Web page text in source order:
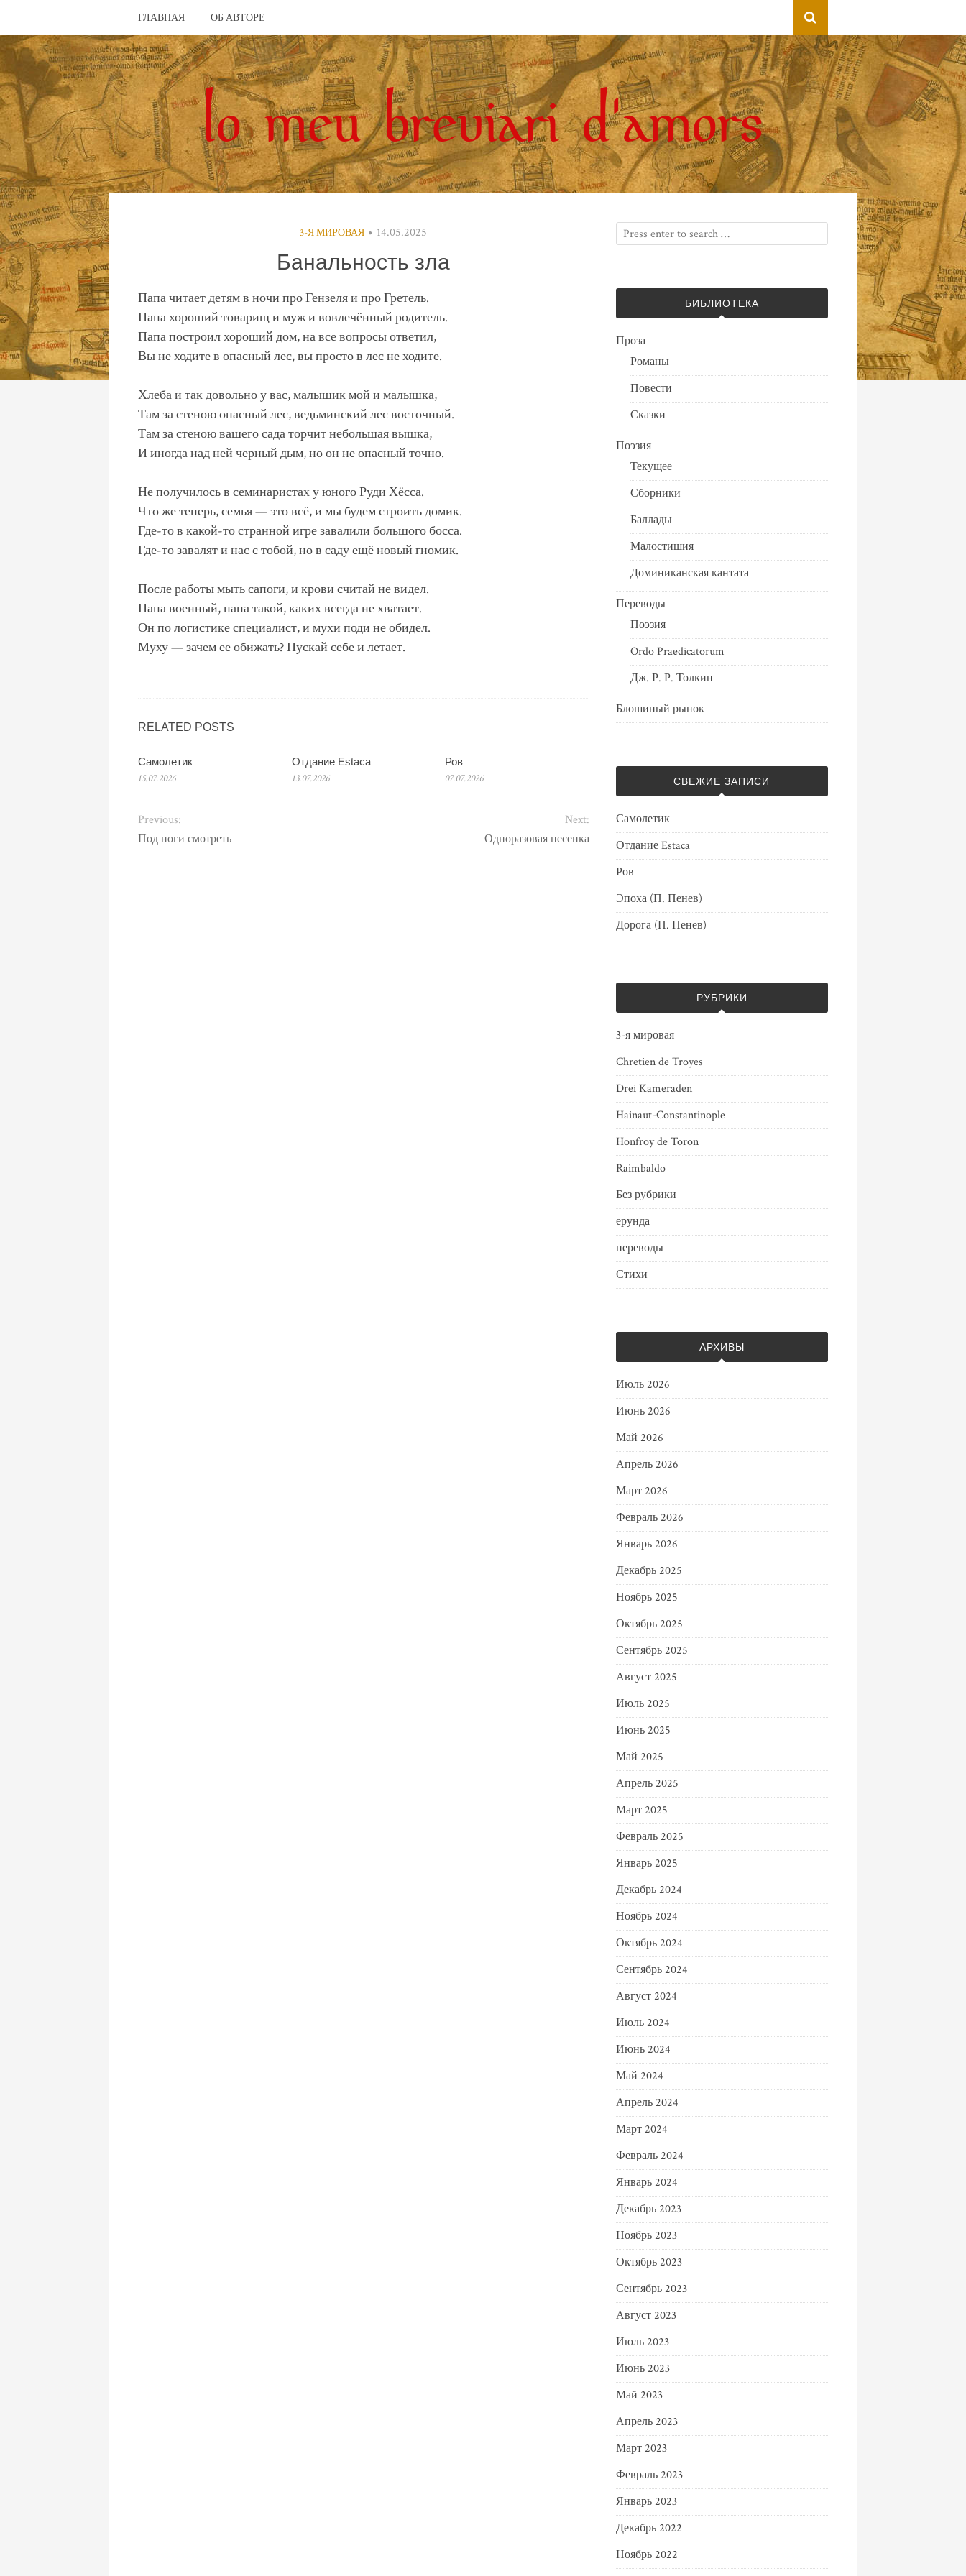
ГЛАВНАЯ ОБ АВТОРЕ
3-Я МИРОВАЯ 14.05.2025
Банальность зла
Папа читает детям в ночи про Гензеля и про Гретель.
Папа хороший товарищ и муж и вовлечённый родитель.
Папа построил хороший дом, на все вопросы ответил,
Вы не ходите в опасный лес, вы просто в лес не ходите.
Хлеба и так довольно у вас, малышик мой и малышка,
Там за стеною опасный лес, ведьминский лес восточный.
Там за стеною вашего сада торчит небольшая вышка,
И иногда над ней черный дым, но он не опасный точно.
Не получилось в семинаристах у юного Руди Хёсса.
Что же теперь, семья — это всё, и мы будем строить домик.
Где-то в какой-то странной игре завалили большого босса.
Где-то завалят и нас с тобой, но в саду ещё новый гномик.
После работы мыть сапоги, и крови считай не видел.
Папа военный, папа такой, каких всегда не хватает.
Он по логистике специалист, и мухи поди не обидел.
Муху — зачем ее обижать? Пускай себе и летает.
RELATED POSTS
Самолетик
15.07.2026
Отдание Estaca
13.07.2026
Ров
07.07.2026
Previous:
Под ноги смотреть
Next:
Одноразовая песенка
БИБЛИОТЕКА
Проза
Романы
Повести
Сказки
Поэзия
Текущее
Сборники
Баллады
Малостишия
Доминиканская кантата
Переводы
Поэзия
Ordo Praedicatorum
Дж. Р. Р. Толкин
Блошиный рынок
СВЕЖИЕ ЗАПИСИ
Самолетик
Отдание Estaca
Ров
Эпоха (П. Пенев)
Дорога (П. Пенев)
РУБРИКИ
3-я мировая
Chretien de Troyes
Drei Kameraden
Hainaut-Constantinople
Honfroy de Toron
Raimbaldo
Без рубрики
ерунда
переводы
Стихи
АРХИВЫ
Июль 2026
Июнь 2026
Май 2026
Апрель 2026
Март 2026
Февраль 2026
Январь 2026
Декабрь 2025
Ноябрь 2025
Октябрь 2025
Сентябрь 2025
Август 2025
Июль 2025
Июнь 2025
Май 2025
Апрель 2025
Март 2025
Февраль 2025
Январь 2025
Декабрь 2024
Ноябрь 2024
Октябрь 2024
Сентябрь 2024
Август 2024
Июль 2024
Июнь 2024
Май 2024
Апрель 2024
Март 2024
Февраль 2024
Январь 2024
Декабрь 2023
Ноябрь 2023
Октябрь 2023
Сентябрь 2023
Август 2023
Июль 2023
Июнь 2023
Май 2023
Апрель 2023
Март 2023
Февраль 2023
Январь 2023
Декабрь 2022
Ноябрь 2022